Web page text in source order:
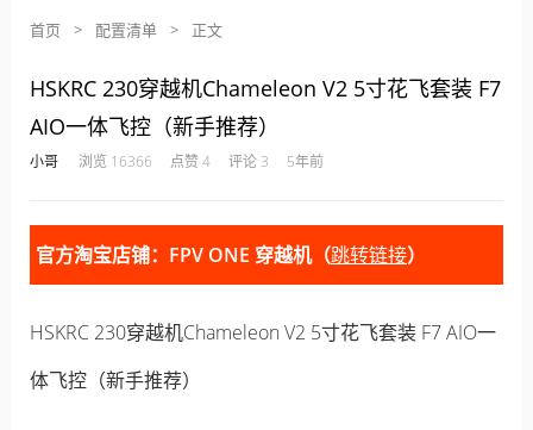
首页 > 配置清单 > 正文
HSKRC 230穿越机Chameleon V2 5寸花飞套装 F7
AIO一体飞控（新手推荐）
小哥 浏览 16366 点赞 4 评论 3 5年前
官方淘宝店铺：FPV ONE 穿越机（跳转链接）
HSKRC 230穿越机Chameleon V2 5寸花飞套装 F7 AIO一
体飞控（新手推荐）